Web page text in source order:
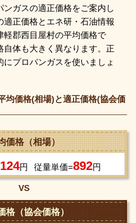
ンガスの適正価格をご案内し
適正価格とエネ研・石油情報
軽郡西目屋村の平均価格で
自体も大きく異なります。正
にプロパンガスを使いましょ
均価格(相場)と適正価格(協会価
価格（相場）
円 従量単価=892円
VS
格（協会価格）